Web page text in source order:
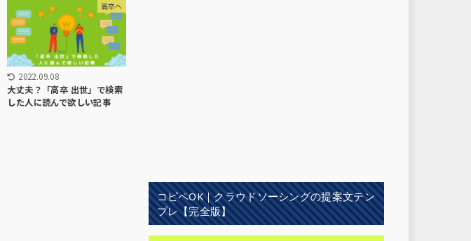
高卒へ
2022.09.08
大丈夫？「高卒 出世」で検索
した人に読んで欲しい記事
コピペOK｜クラウドソーシングの提案文テン
プレ【完全版】